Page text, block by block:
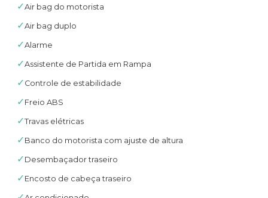
✓Air bag do motorista
✓Air bag duplo
✓Alarme
✓Assistente de Partida em Rampa
✓ Controle de estabilidade
✓ Freio ABS
✓Travas elétricas
✓ Banco do motorista com ajuste de altura
✓ Desembaçador traseiro
✓ Encosto de cabeça traseiro